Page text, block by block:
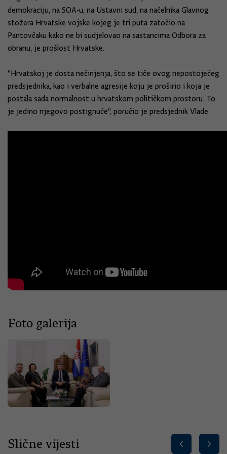
demokraciju, na SOA-u, na Ustavni sud, na načelnika Glavnog
stožera Hrvatske vojske kojeg je tri puta zatočio na
Pantovčaku kako ne bi sudjelovao na sastancima Odbora za
obranu, je prošlost Hrvatske.
"Hrvatskoj je dosta nečinjenja, što se tiče ovog nepostojećeg
predsjednika, kao i verbalne agresije koju je proširio i koja je
postala sada normalnost u hrvatskom političkom prostoru. To
je jedino njegovo postignuće", poručio je predsjednik Vlade.
Foto galerija
Slične vijesti